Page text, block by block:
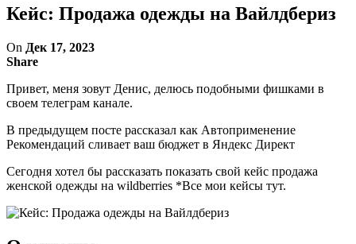
Кейс: Продажа одежды на Вайлдбериз
On Дек 17, 2023
Share
Привет, меня зовут Денис, делюсь подобными фишками в
своем телеграм канале.
В предыдущем посте рассказал как Автоприменение
Рекомендаций сливает ваш бюджет в Яндекс Директ
Сегодня хотел бы рассказать показать свой кейс продажа
женской одежды на wildberries *Все мои кейсы тут.